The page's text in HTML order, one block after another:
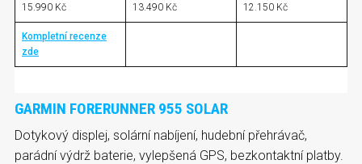
15.990 Kč 13.490 Kč 12.150 Kč
Kompletní recenze
zde
GARMIN FORERUNNER 955 SOLAR
Dotykový displej, solární nabíjení, hudební přehrávač,
parádní výdrž baterie, vylepšená GPS, bezkontaktní platby.